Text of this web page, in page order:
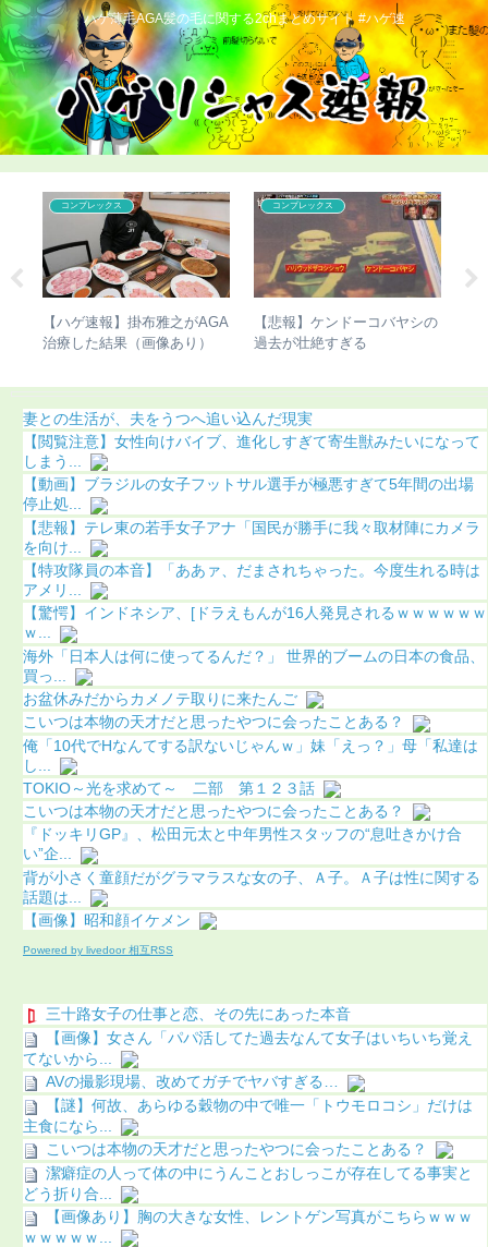
ハゲ薄毛AGA髪の毛に関する2chまとめサイト #ハゲ速
コンプレックス
【ハゲ速報】掛布雅之がAGA
治療した結果（画像あり）
コンプレックス
【悲報】ケンドーコバヤシの
過去が壮絶すぎる
妻との生活が、夫をうつへ追い込んだ現実
【閲覧注意】女性向けバイブ、進化しすぎて寄生獣みたいになって
しまう...
【動画】ブラジルの女子フットサル選手が極悪すぎて5年間の出場
停止処...
【悲報】テレ東の若手女子アナ「国民が勝手に我々取材陣にカメラ
を向け...
【特攻隊員の本音】「ああァ、だまされちゃった。今度生れる時は
アメリ...
【驚愕】インドネシア、[ドラえもんが16人発見されるｗｗｗｗｗｗ
ｗ...
海外「日本人は何に使ってるんだ？」 世界的ブームの日本の食品、
買っ...
お盆休みだからカメノテ取りに来たんご
こいつは本物の天才だと思ったやつに会ったことある？
俺「10代でHなんてする訳ないじゃんｗ」妹「えっ？」母「私達は
し...
TOKIO～光を求めて～ 二部 第１２３話
こいつは本物の天才だと思ったやつに会ったことある？
『ドッキリGP』、松田元太と中年男性スタッフの“息吐きかけ合
い”企...
背が小さく童顔だがグラマラスな女の子、Ａ子。Ａ子は性に関する
話題は...
【画像】昭和顔イケメン
Powered by livedoor 相互RSS
三十路女子の仕事と恋、その先にあった本音
【画像】女さん「パパ活してた過去なんて女子はいちいち覚え
てないから...
AVの撮影現場、改めてガチでヤバすぎる…
【謎】何故、あらゆる穀物の中で唯一「トウモロコシ」だけは
主食になら...
こいつは本物の天才だと思ったやつに会ったことある？
潔癖症の人って体の中にうんことおしっこが存在してる事実と
どう折り合...
【画像あり】胸の大きな女性、レントゲン写真がこちらｗｗｗ
ｗｗｗｗｗ...